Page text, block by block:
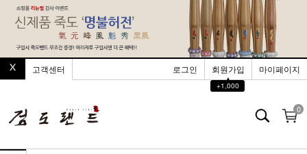
고객센터 로그인
회원가입
▲
+1,000
마이페이지
0